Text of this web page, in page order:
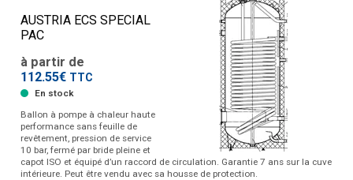
AUSTRIA ECS SPECIAL
PAC
à partir de
112.55€ TTC
En stock
Ballon à pompe à chaleur haute
performance sans feuille de
revêtement, pression de service
10 bar, fermé par bride pleine et
capot ISO et équipé d’un raccord de circulation. Garantie 7 ans sur la cuve
intérieure. Peut être vendu avec sa housse de protection.